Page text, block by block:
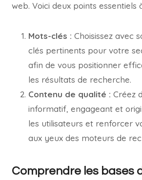
web. Voici deux points essentiels
Mots-clés : Choisissez avec
clés pertinents pour votre
afin de vous positionner
les résultats de recherche.
Contenu de qualité : Créez
informatif, engageant et
les utilisateurs et renforcer
aux yeux des moteurs de
Comprendre les bases